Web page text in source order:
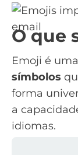
O que
Emoji é
símbolos
forma
a
idiomas.